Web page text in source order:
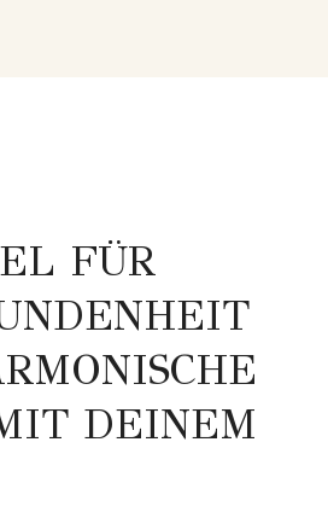
FÜR
DEINEM